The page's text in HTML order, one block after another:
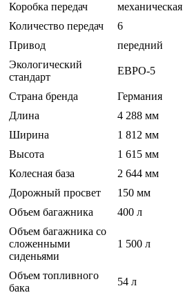
Коробка передач
механическая
Количество передач
6
Привод
передний
Экологический
стандарт
ЕВРО-5
Страна бренда
Германия
Длина
4 288 мм
Ширина
1 812 мм
Высота
1 615 мм
Колесная база
2 644 мм
Дорожный просвет
150 мм
Объем багажника
400 л
Объем багажника со
сложенными
сиденьями
1 500 л
Объем топливного
бака
54 л